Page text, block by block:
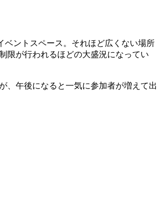
ベントスペース。それほど広くない場所
限が行われるほどの大盛況になってい
、午後になると一気に参加者が増えて出